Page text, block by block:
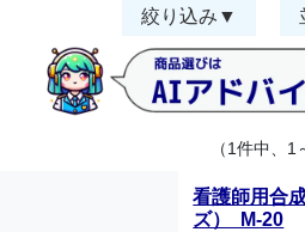
絞り込み
（1件中、1
看護師用合
ズ） M-20